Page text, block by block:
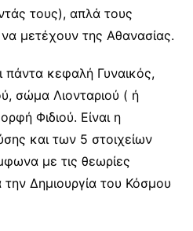
τους), απλά τους
μετέχουν της Αθανασίας.
πάντα κεφαλή Γυναικός,
σώμα Λιονταριού ( ή
Φιδιού. Είναι η
και των 5 στοιχείων
με τις θεωρίες
την Δημιουργία του Κόσμου